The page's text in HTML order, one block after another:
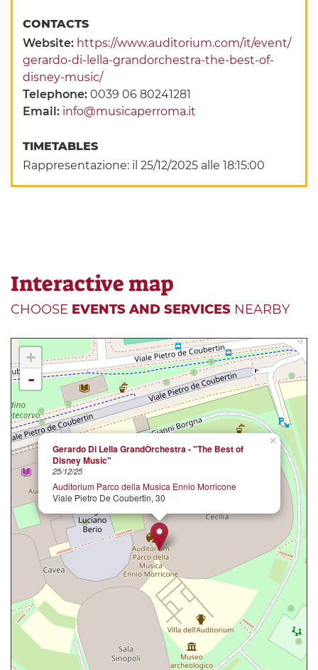
CONTACTS
Website: https://www.auditorium.com/it/event/
gerardo-di-lella-grandorchestra-the-best-of-
disney-music/
Telephone:0039 06 80241281
Email: info@musicaperroma.it
TIMETABLES
Rappresentazione: il 25/12/2025 alle 18:15:00
Interactive map
CHOOSE EVENTS AND SERVICES NEARBY
×
Gerardo Di Lella GrandÒrchestra - "The Best of
Disney Music"
25/12/25
Auditorium Parco della Musica Ennio Morricone
Viale Pietro De Coubertin, 30
+
-